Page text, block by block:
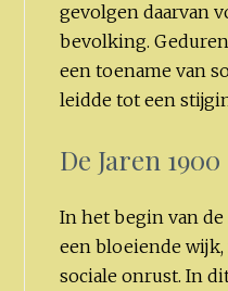
gevolgen daarvan
bevolking.
een toename van
leidde tot een
De Jaren 1900
In het begin van de
een bloeiende
sociale onrust. In